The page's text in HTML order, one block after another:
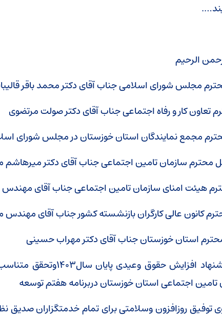
الرحیم
موضوع:: پیشنهاد افزایش
اجتماعی استان خوزستان دربرنامه هفتم توسعه
توفیق روزافزون وسلامتی برای تمام خدمتگزاران